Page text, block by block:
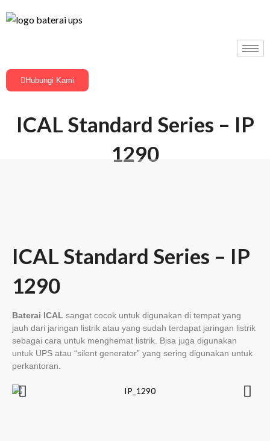
Hubungi Kami
ICAL Standard Series – IP
1290
ICAL Standard Series – IP
1290
Baterai ICAL sangat cocok untuk digunakan di tempat yang
jauh dari jaringan listrik atau yang sudah terdapat jaringan listrik
sebagai cara untuk menghemat listrik. Bisa juga digunakan
untuk UPS atau “silent generator” yang sering digunakan untuk
perkantoran.